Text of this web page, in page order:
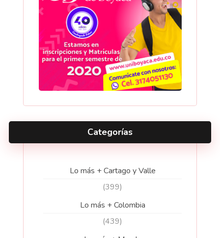
Categorías
Lo más + Cartago y Valle
(399)
Lo más + Colombia
(439)